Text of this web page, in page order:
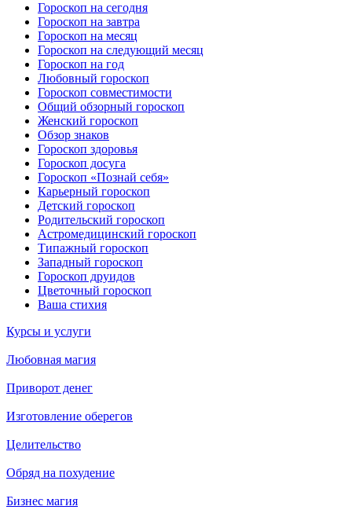
Гороскоп на сегодня
Гороскоп на завтра
Гороскоп на месяц
Гороскоп на следующий месяц
Гороскоп на год
Любовный гороскоп
Гороскоп совместимости
Общий обзорный гороскоп
Женский гороскоп
Обзор знаков
Гороскоп здоровья
Гороскоп досуга
Гороскоп «Познай себя»
Карьерный гороскоп
Детский гороскоп
Родительский гороскоп
Астромедицинский гороскоп
Типажный гороскоп
Западный гороскоп
Гороскоп друидов
Цветочный гороскоп
Ваша стихия
Курсы и услуги
Любовная магия
Приворот денег
Изготовление оберегов
Целительство
Обряд на похудение
Бизнес магия